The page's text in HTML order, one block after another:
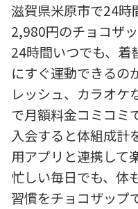
滋賀県米原市で24時
2,980円のチョコザッ
24時間いつでも、着
にすぐ運動できるの
レッシュ、カラオケ
で月額料金コミコミ
入会すると体組成計
用アプリと連携して
忙しい毎日でも、体
習慣をチョコザップ